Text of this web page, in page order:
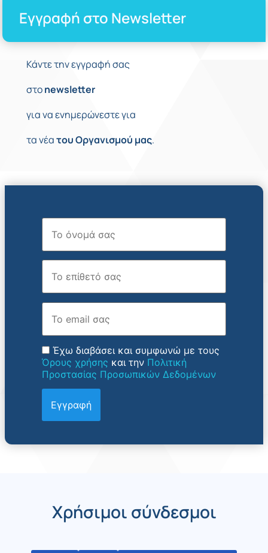
Εγγραφή στο Newsletter
Κάντε την εγγραφή σας
στοnewsletter
για να ενημερώνεστε για
τα νέατουΟργανισμού μας.
Όνομα
Επώνυμο
Email
Έχω διαβάσει και συμφωνώ με τους
Όρους χρήσης και την Πολιτική
Προστασίας Προσωπικών Δεδομένων
Χρήσιμοι σύνδεσμοι